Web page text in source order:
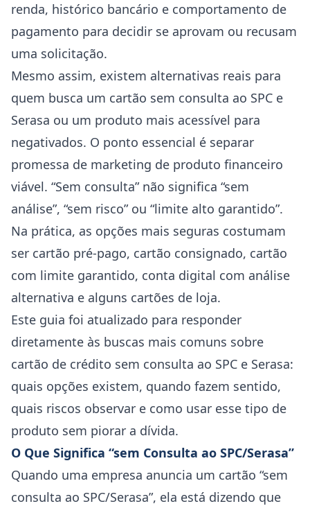
renda, histórico bancário e comportamento de
pagamento para decidir se aprovam ou recusam
uma solicitação.
Mesmo assim, existem alternativas reais para
quem busca um cartão sem consulta ao SPC e
Serasa ou um produto mais acessível para
negativados. O ponto essencial é separar
promessa de marketing de produto financeiro
viável. “Sem consulta” não significa “sem
análise”, “sem risco” ou “limite alto garantido”.
Na prática, as opções mais seguras costumam
ser cartão pré-pago, cartão consignado, cartão
com limite garantido, conta digital com análise
alternativa e alguns cartões de loja.
Este guia foi atualizado para responder
diretamente às buscas mais comuns sobre
cartão de crédito sem consulta ao SPC e Serasa:
quais opções existem, quando fazem sentido,
quais riscos observar e como usar esse tipo de
produto sem piorar a dívida.
O Que Significa “sem Consulta ao SPC/Serasa”
Quando uma empresa anuncia um cartão “sem
consulta ao SPC/Serasa”, ela está dizendo que